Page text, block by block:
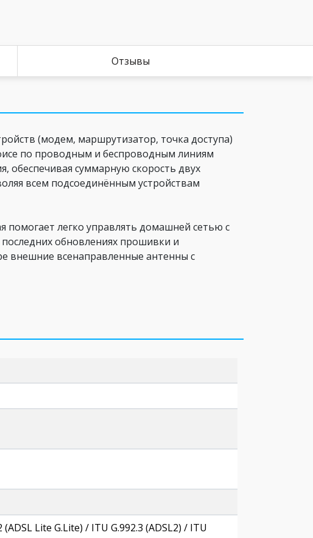
Отзывы
(модем, маршрутизатор, точка доступа)
по проводным и беспроводным линиям
обеспечивая суммарную скорость двух
всем подсоединённым устройствам
помогает легко управлять домашней сетью с
обновлениях прошивки и
внешние всенаправленные антенны с
Lite G.Lite) / ITU G.992.3 (ADSL2) / ITU